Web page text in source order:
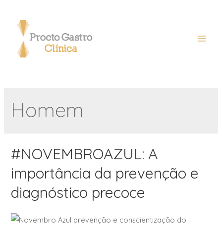
Homem
#NOVEMBROAZUL: A
importância da prevenção e
diagnóstico precoce